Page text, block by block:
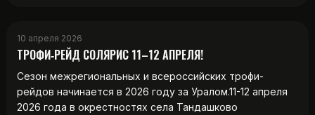
10 апреля 2026
ТРОФИ‑РЕЙД СОЛЯРИС 11–12 АПРЕЛЯ!
Сезон межрегиональных и всероссийских трофи-
рейдов начинается в 2026 году за Уралом.11-12 апреля
2026 года в окрестностях села Тандашково